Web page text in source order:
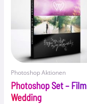
Photoshop Aktionen
Photoshop Set – Film
Wedding